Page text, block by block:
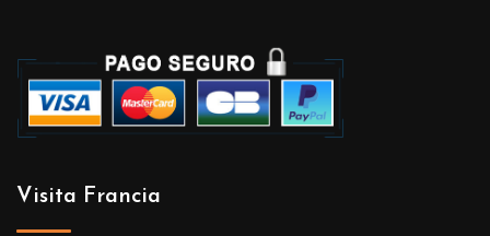
Visita Francia